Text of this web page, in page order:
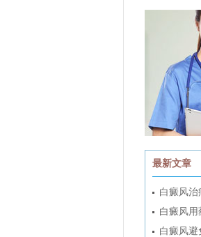
最新文章
白癜风治
白癜风用
白癜风避